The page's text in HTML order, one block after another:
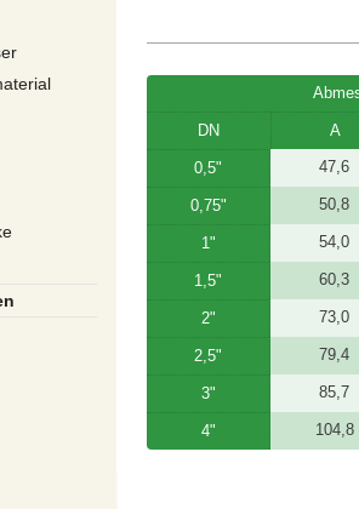
DN A
0,5" 47,6
0,75" 50,8
1" 54,0
1,5" 60,3
2" 73,0
2,5" 79,4
3" 85,7
4" 104,8